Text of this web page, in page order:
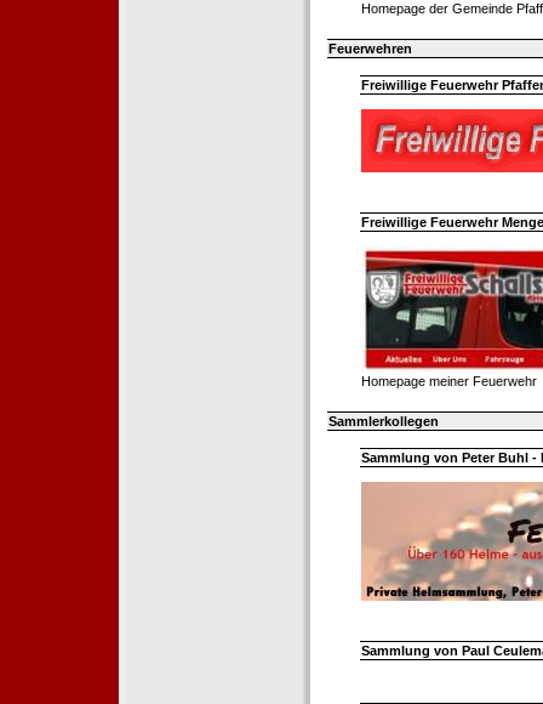
Homepage der Gemeinde
Feuerwehren
Freiwillige Feuerwehr
Freiwillige Feuerwehr
Homepage meiner Feuerwehr
Sammlerkollegen
Sammlung von Peter Buhl -
Sammlung von Paul